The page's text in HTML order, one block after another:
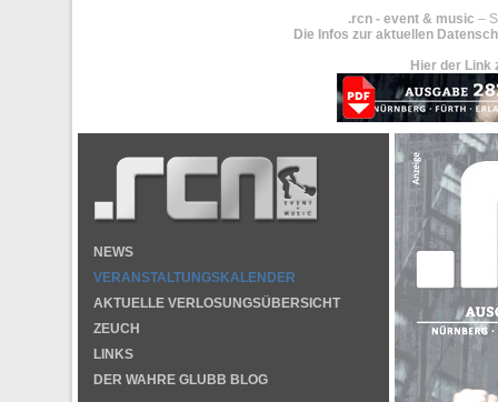
.rcn - event & music –
Die Infos zur aktuellen
Hier der Link
NEWS
VERANSTALTUNGSKALENDER
AKTUELLE VERLOSUNGSÜBERSICHT
ZEUCH
LINKS
DER WAHRE GLUBB BLOG